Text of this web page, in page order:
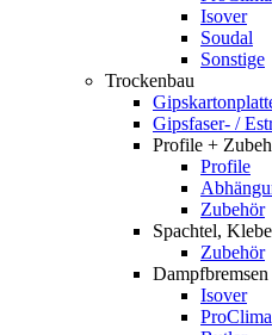
Isover
Soudal
Sonstige
Trockenbau
Gipsfaser- /
Profile +
Profile
Zubehör
Spachtel,
Zubehör
Isover
ProClima